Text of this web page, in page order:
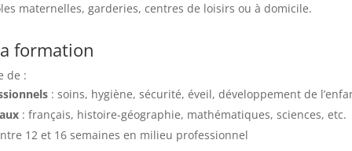
maternelles, garderies, centres de loisirs ou à domicile.
formation
de :
: soins, hygiène, sécurité, éveil, développement de
: français, histoire-géographie, mathématiques, sciences, etc.
12 et 16 semaines en milieu professionnel